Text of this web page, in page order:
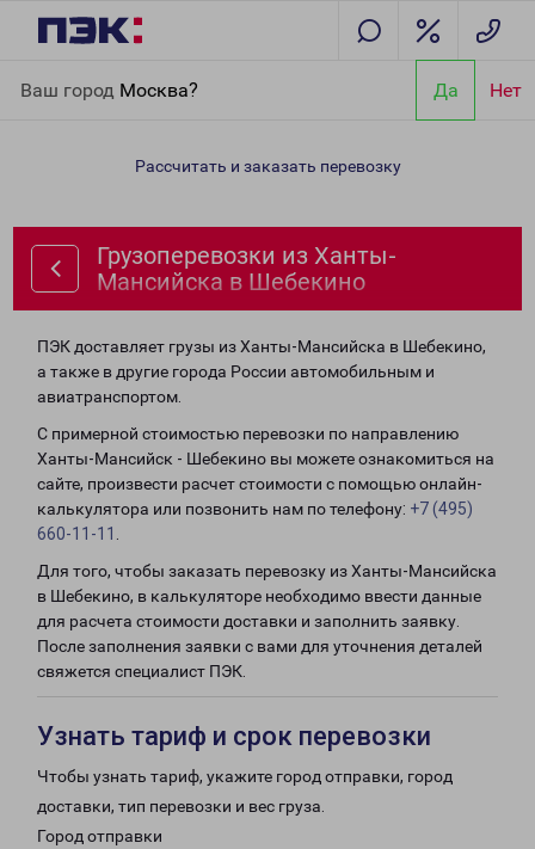
Ваш город Москва? Да Нет
Шебекино
Рассчитать и заказать перевозку
Грузоперевозки из Ханты-
Мансийска в Шебекино
ПЭК доставляет грузы из Ханты-Мансийска в Шебекино,
а также в другие города России автомобильным и
авиатранспортом.
С примерной стоимостью перевозки по направлению
Ханты-Мансийск - Шебекино вы можете ознакомиться на
сайте, произвести расчет стоимости с помощью онлайн-
калькулятора или позвонить нам по телефону: +7 (495)
660-11-11
Для того, чтобы заказать перевозку из Ханты-Мансийска
в Шебекино, в калькуляторе необходимо ввести данные
для расчета стоимости доставки и заполнить заявку.
После заполнения заявки с вами для уточнения деталей
свяжется специалист ПЭК.
Узнать тариф и срок перевозки
Чтобы узнать тариф, укажите город отправки, город
доставки, тип перевозки и вес груза.
Город отправки